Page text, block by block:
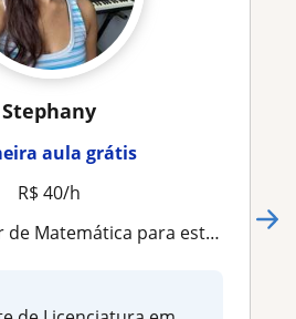
Stephany
aula grátis
R$ 40/h
fundamental e ensino médio. E Cálculo, Álgebra e Geometria para universitários